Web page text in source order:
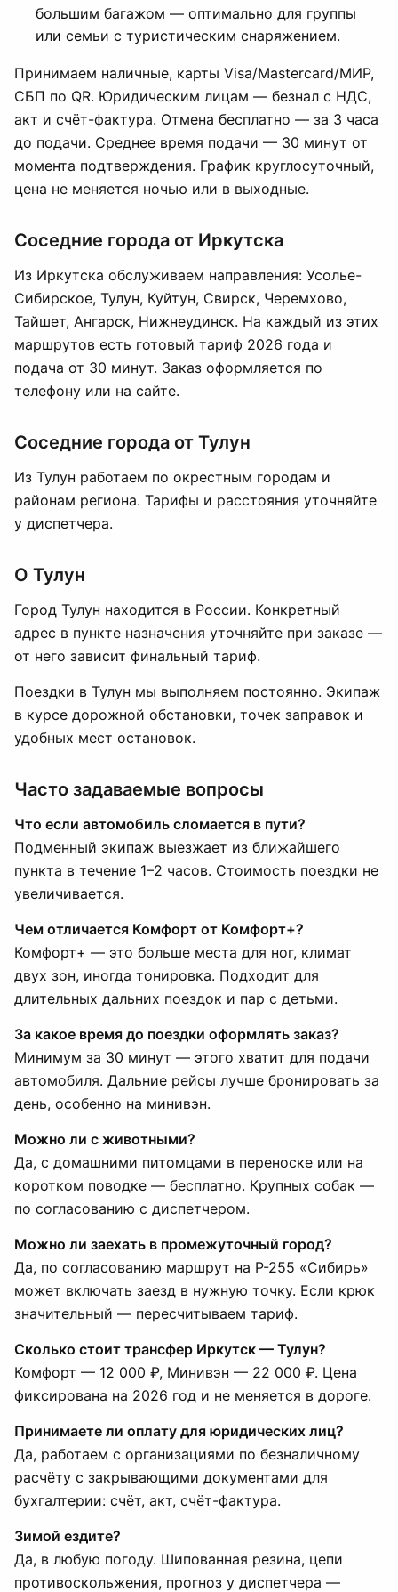
большим багажом — оптимально для группы
или семьи с туристическим снаряжением.
Принимаем наличные, карты Visa/Mastercard/МИР,
СБП по QR. Юридическим лицам — безнал с НДС,
акт и счёт-фактура. Отмена бесплатно — за 3 часа
до подачи. Среднее время подачи — 30 минут от
момента подтверждения. График круглосуточный,
цена не меняется ночью или в выходные.
Соседние города от Иркутска
Из Иркутска обслуживаем направления: Усолье-
Сибирское, Тулун, Куйтун, Свирск, Черемхово,
Тайшет, Ангарск, Нижнеудинск. На каждый из этих
маршрутов есть готовый тариф 2026 года и
подача от 30 минут. Заказ оформляется по
телефону или на сайте.
Соседние города от Тулун
Из Тулун работаем по окрестным городам и
районам региона. Тарифы и расстояния уточняйте
у диспетчера.
О Тулун
Город Тулун находится в России. Конкретный
адрес в пункте назначения уточняйте при заказе —
от него зависит финальный тариф.
Поездки в Тулун мы выполняем постоянно. Экипаж
в курсе дорожной обстановки, точек заправок и
удобных мест остановок.
Часто задаваемые вопросы
Что если автомобиль сломается в пути?
Подменный экипаж выезжает из ближайшего
пункта в течение 1–2 часов. Стоимость поездки не
увеличивается.
Чем отличается Комфорт от Комфорт+?
Комфорт+ — это больше места для ног, климат
двух зон, иногда тонировка. Подходит для
длительных дальних поездок и пар с детьми.
За какое время до поездки оформлять заказ?
Минимум за 30 минут — этого хватит для подачи
автомобиля. Дальние рейсы лучше бронировать за
день, особенно на минивэн.
Можно ли с животными?
Да, с домашними питомцами в переноске или на
коротком поводке — бесплатно. Крупных собак —
по согласованию с диспетчером.
Можно ли заехать в промежуточный город?
Да, по согласованию маршрут на Р-255 «Сибирь»
может включать заезд в нужную точку. Если крюк
значительный — пересчитываем тариф.
Сколько стоит трансфер Иркутск — Тулун?
Комфорт — 12 000 ₽, Минивэн — 22 000 ₽. Цена
фиксирована на 2026 год и не меняется в дороге.
Принимаете ли оплату для юридических лиц?
Да, работаем с организациями по безналичному
расчёту с закрывающими документами для
бухгалтерии: счёт, акт, счёт-фактура.
Зимой ездите?
Да, в любую погоду. Шипованная резина, цепи
противоскольжения, прогноз у диспетчера —